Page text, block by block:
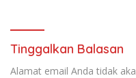
Tinggalkan Balasan
Alamat email Anda tidak